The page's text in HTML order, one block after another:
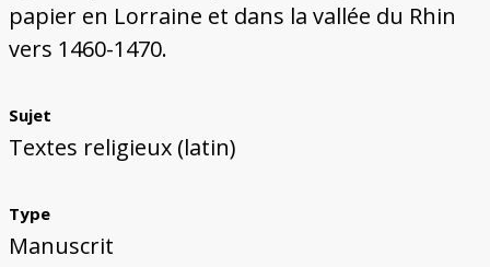
papier en Lorraine et dans la vallée du Rhin
vers 1460-1470.
Sujet
Textes religieux (latin)
Type
Manuscrit